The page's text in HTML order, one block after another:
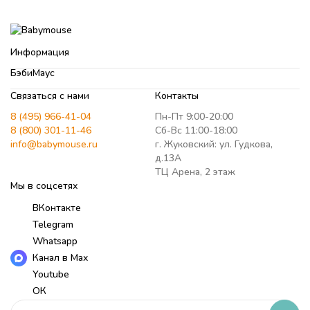
Информация
БэбиМаус
Связаться с нами
8 (495) 966-41-04
8 (800) 301-11-46
info@babymouse.ru
Контакты
Пн-Пт 9:00-20:00
Сб-Вс 11:00-18:00
г. Жуковский: ул. Гудкова,
д.13А
ТЦ Арена, 2 этаж
Мы в соцсетях
ВКонтакте
Telegram
Whatsapp
Канал в Max
Youtube
ОК